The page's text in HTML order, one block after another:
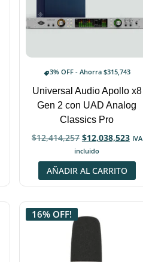
3% OFF - Ahorra $315,743
Universal Audio Apollo x8
Gen 2 con UAD Analog
Classics Pro
$12,414,257 $12,038,523 IVA
incluido
AÑADIR AL CARRITO
16% OFF!